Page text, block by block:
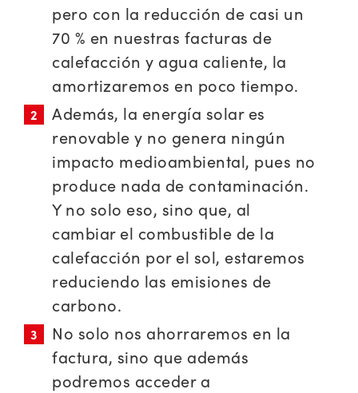
pero con la reducción de casi un
70 % en nuestras facturas de
calefacción y agua caliente, la
amortizaremos en poco tiempo.
Además, la energía solar es
renovable y no genera ningún
impacto medioambiental, pues no
produce nada de contaminación.
Y no solo eso, sino que, al
cambiar el combustible de la
calefacción por el sol, estaremos
reduciendo las emisiones de
carbono.
No solo nos ahorraremos en la
factura, sino que además
podremos acceder a